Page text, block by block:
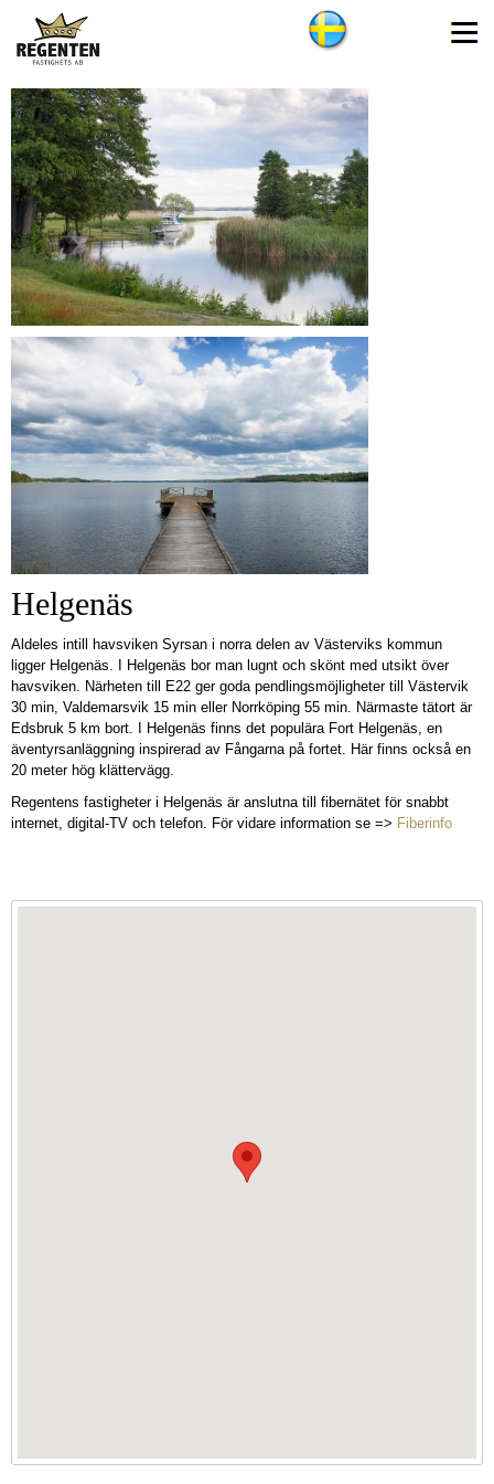
Helgenäs
Aldeles intill havsviken Syrsan i norra delen av Västerviks kommun
ligger Helgenäs. I Helgenäs bor man lugnt och skönt med utsikt över
havsviken. Närheten till E22 ger goda pendlingsmöjligheter till Västervik
30 min, Valdemarsvik 15 min eller Norrköping 55 min. Närmaste tätort är
Edsbruk 5 km bort. I Helgenäs finns det populära Fort Helgenäs, en
äventyrsanläggning inspirerad av Fångarna på fortet. Här finns också en
20 meter hög klättervägg.
Regentens fastigheter i Helgenäs är anslutna till fibernätet för snabbt
internet, digital-TV och telefon. För vidare information se => Fiberinfo